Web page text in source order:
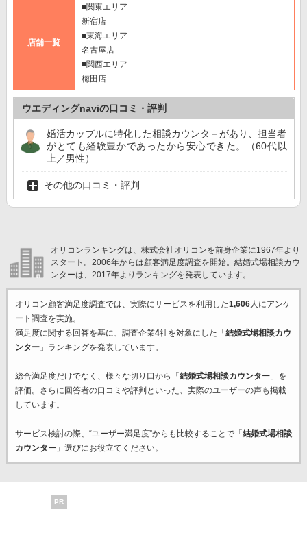
店舗一覧
■関東エリア
新宿店
■東海エリア
名古屋店
■関西エリア
梅田店
ウエディングnaviの口コミ・評判
婚活カップルに特化した相談カウンタ－があり、担当者
がとても経験豊かであったから安心できた。（60代以
上／男性）
その他の口コミ・評判
オリコンランキングは、株式会社オリコンを前身企業に1967年より
スタート。2006年からは顧客満足度調査を開始。結婚式場相談カウ
ンターは、2017年よりランキングを発表しています。
オリコン顧客満足度調査では、実際にサービスを利用した1,606人にアンケ
ート調査を実施。
満足度に関する回答を基に、調査企業4社を対象にした「 結婚式場相談カウ
ンター」ランキングを発表しています。
総合満足度だけでなく、様々な切り口から「 結婚式場相談カウンター」を
評価。さらに回答者の口コミや評判といった、実際のユーザーの声も掲載
しています。
サービス検討の際、“ユーザー満足度”からも比較することで「 結婚式場相談
カウンター」選びにお役立てください。
PR